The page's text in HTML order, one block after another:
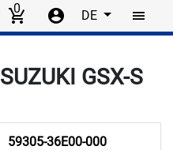
0 DE
SUZUKI GSX-S
59305-36E00-000